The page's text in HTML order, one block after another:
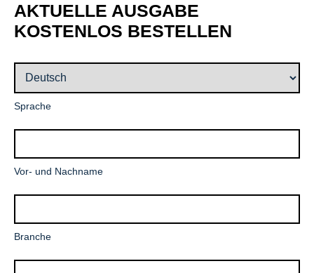
AKTUELLE AUSGABE
KOSTENLOS BESTELLEN
Pflichtfeld
Sprache
Pflichtfeld
Vor- und Nachname
Pflichtfeld
Branche